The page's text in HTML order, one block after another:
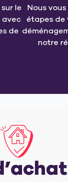
le
avec
de
Nous
étapes de
notre